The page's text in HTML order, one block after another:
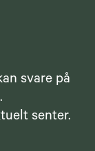
svare på
senter.